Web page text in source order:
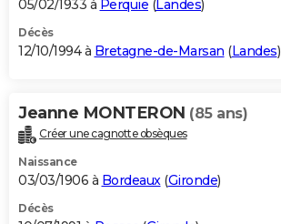
05/02/1933 à Perquie (Landes)
Décès
12/10/1994 à Bretagne-de-Marsan (Landes)
Jeanne MONTERON (85 ans)
Créer une cagnotte obsèques
Naissance
03/03/1906 à Bordeaux(Gironde)
Décès